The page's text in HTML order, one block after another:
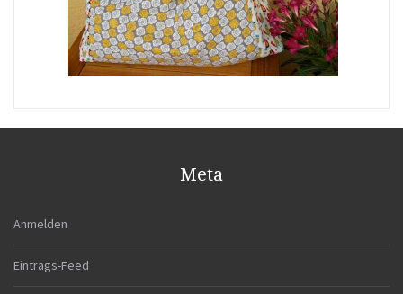
Meta
Anmelden
Eintrags-Feed